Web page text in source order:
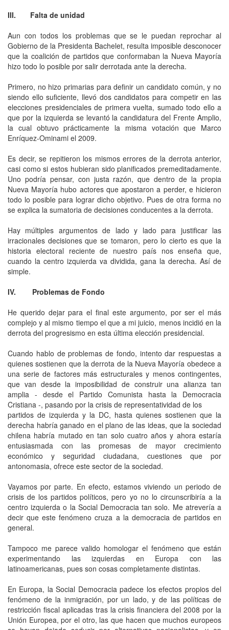
III. Falta de unidad
Aun con todos los problemas que se le puedan reprochar al
Gobierno de la Presidenta Bachelet, resulta imposible desconocer
que la coalición de partidos que conformaban la Nueva Mayoría
hizo todo lo posible por salir derrotada ante la derecha.
Primero, no hizo primarias para definir un candidato común, y no
siendo ello suficiente, llevó dos candidatos para competir en las
elecciones presidenciales de primera vuelta, sumado todo ello a
que por la izquierda se levantó la candidatura del Frente Amplio,
la cual obtuvo prácticamente la misma votación que Marco
Enríquez-Ominami el 2009.
Es decir, se repitieron los mismos errores de la derrota anterior,
casi como si estos hubieran sido planificados premeditadamente.
Uno podría pensar, con justa razón, que dentro de la propia
Nueva Mayoría hubo actores que apostaron a perder, e hicieron
todo lo posible para lograr dicho objetivo. Pues de otra forma no
se explica la sumatoria de decisiones conducentes a la derrota.
Hay múltiples argumentos de lado y lado para justificar las
irracionales decisiones que se tomaron, pero lo cierto es que la
historia electoral reciente de nuestro país nos enseña que,
cuando la centro izquierda va dividida, gana la derecha. Así de
simple.
IV. Problemas de Fondo
He querido dejar para el final este argumento, por ser el más
complejo y al mismo tiempo el que a mi juicio, menos incidió en la
derrota del progresismo en esta última elección presidencial.
Cuando hablo de problemas de fondo, intento dar respuestas a
quienes sostienen que la derrota de la Nueva Mayoría obedece a
una serie de factores más estructurales y menos contingentes,
que van desde la imposibilidad de construir una alianza tan
amplia - desde el Partido Comunista hasta la Democracia
Cristiana -, pasando por la crisis de representatividad de los
partidos de izquierda y la DC, hasta quienes sostienen que la
derecha habría ganado en el plano de las ideas, que la sociedad
chilena habría mutado en tan solo cuatro años y ahora estaría
entusiasmada con las promesas de mayor crecimiento
económico y seguridad ciudadana, cuestiones que por
antonomasia, ofrece este sector de la sociedad.
Vayamos por parte. En efecto, estamos viviendo un periodo de
crisis de los partidos políticos, pero yo no lo circunscribiría a la
centro izquierda o la Social Democracia tan solo. Me atrevería a
decir que este fenómeno cruza a la democracia de partidos en
general.
Tampoco me parece valido homologar el fenómeno que están
experimentando las izquierdas en Europa con las
latinoamericanas, pues son cosas completamente distintas.
En Europa, la Social Democracia padece los efectos propios del
fenómeno de la inmigración, por un lado, y de las políticas de
restricción fiscal aplicadas tras la crisis financiera del 2008 por la
Unión Europea, por el otro, las que hacen que muchos europeos